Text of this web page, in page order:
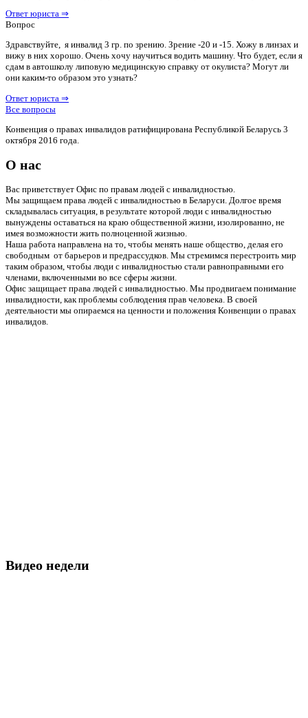
Ответ юриста ⇒
Вопрос
Здравствуйте, я инвалид 3 гр. по зрению. Зрение -20 и -15. Хожу в линзах и
вижу в них хорошо. Очень хочу научиться водить машину. Что будет, если я
сдам в автошколу липовую медицинскую справку от окулиста? Могут ли
они каким-то образом это узнать?
Ответ юриста ⇒
Все вопросы
Конвенция о правах инвалидов ратифицирована Республикой Беларусь 3
октября 2016 года.
О нас
Вас приветствует Офис по правам людей с инвалидностью.
Мы защищаем права людей с инвалидностью в Беларуси. Долгое время
складывалась ситуация, в результате которой люди с инвалидностью
вынуждены оставаться на краю общественной жизни, изолированно, не
имея возможности жить полноценной жизнью.
Наша работа направлена на то, чтобы менять наше общество, делая его
свободным от барьеров и предрассудков. Мы стремимся перестроить мир
таким образом, чтобы люди с инвалидностью стали равноправными его
членами, включенными во все сферы жизни.
Офис защищает права людей с инвалидностью. Мы продвигаем понимание
инвалидности, как проблемы соблюдения прав человека. В своей
деятельности мы опираемся на ценности и положения Конвенции о правах
инвалидов.
Видео недели